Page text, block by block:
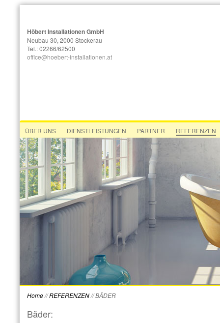
Höbert Installationen GmbH
Neubau 30, 2000 Stockerau
Tel.: 02266/62500
office@hoebert-installationen.at
ÜBER UNS DIENSTLEISTUNGEN PARTNER REFERENZEN
Home//REFERENZEN//BÄDER
Bäder: